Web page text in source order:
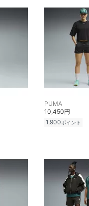
PUMA
10,450円
1,900ポイント